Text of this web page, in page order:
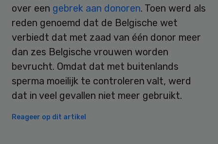
over een gebrek aan donoren. Toen werd als
reden genoemd dat de Belgische wet
verbiedt dat met zaad van één donor meer
dan zes Belgische vrouwen worden
bevrucht. Omdat dat met buitenlands
sperma moeilijk te controleren valt, werd
dat in veel gevallen niet meer gebruikt.
Reageer op dit artikel